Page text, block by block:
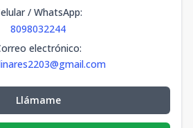
/ WhatsApp:
8098032244
electrónico:
Llámame